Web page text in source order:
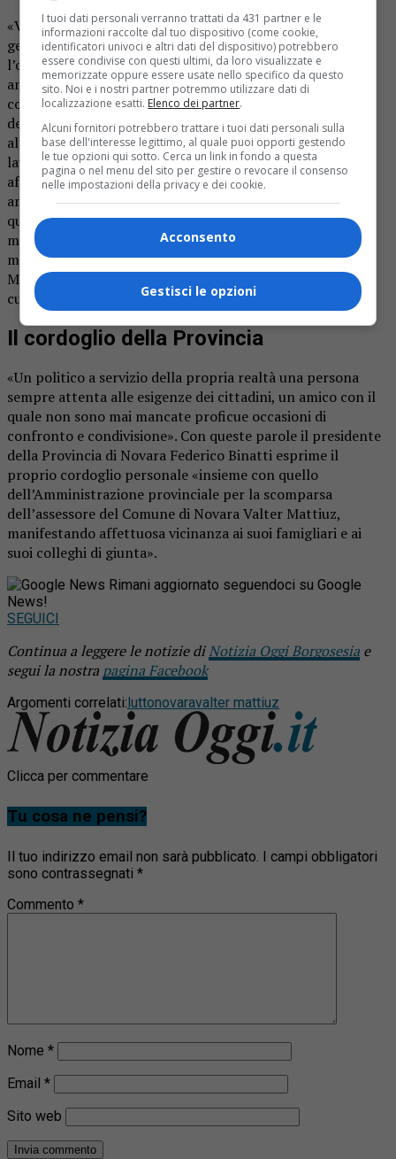
«Valter ha sempre avuto un grande cuore e una profonda
generosità, un uomo serio e affidabile con cui ho avuto
l’onore di percorrere un lungo cammino politico e
amministrativo. Una persona su cui ho inoltre potuto
contare negli ultimi anni su un aspetto della città, quello
dell’urbanistica e dello sviluppo di Novara, in cui, grazie
all’attività continua e professionale di Valter, abbiamo
lavorato davvero tanto. È stato un amministratore
affidabile, una persona su cui poter contare sia a livello
amministrativo che personale. È un enorme dispiacere
quanto accaduto. Novara perde una figura degna del
massimo rispetto e stima. Le più profonde condoglianze
mie, dell’amministrazione e della città alla moglie
Mariangela, a suo figlio Luca e a tutta la tua famiglia con
cui oggi condividiamo un grande dolore».
Il cordoglio della Provincia
«Un politico a servizio della propria realtà una persona
sempre attenta alle esigenze dei cittadini, un amico con il
quale non sono mai mancate proficue occasioni di
confronto e condivisione». Con queste parole il presidente
della Provincia di Novara Federico Binatti esprime il
proprio cordoglio personale «insieme con quello
dell’Amministrazione provinciale per la scomparsa
dell’assessore del Comune di Novara Valter Mattiuz,
manifestando affettuosa vicinanza ai suoi famigliari e ai
suoi colleghi di giunta».
Rimani aggiornato seguendoci su Google
News!
SEGUICI
Continua a leggere le notizie diNotizia Oggi Borgosesia e
segui la nostra pagina Facebook
Argomenti correlati: luttonovaravalter mattiuz
Clicca per commentare
Tu cosa ne pensi?
Il tuo indirizzo email non sarà pubblicato.
I campi obbligatori
sono contrassegnati *
Commento *
Nome *
Email *
Sito web
I tuoi dati personali verranno trattati da 431 partner e le
informazioni raccolte dal tuo dispositivo (come cookie,
identificatori univoci e altri dati del dispositivo) potrebbero
essere condivise con questi ultimi, da loro visualizzate e
memorizzate oppure essere usate nello specifico da questo
sito. Noi e i nostri partner potremmo utilizzare dati di
localizzazione esatti. Elenco dei partner.
Alcuni fornitori potrebbero trattare i tuoi dati personali sulla
base dell'interesse legittimo, al quale puoi opporti gestendo
le tue opzioni qui sotto. Cerca un link in fondo a questa
pagina o nel menu del sito per gestire o revocare il consenso
nelle impostazioni della privacy e dei cookie.
Acconsento
Gestisci le opzioni